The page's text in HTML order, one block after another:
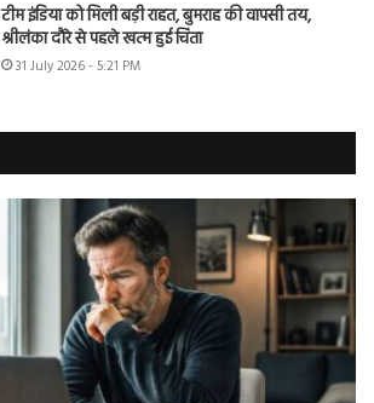
टीम इंडिया को मिली बड़ी राहत, बुमराह की वापसी तय,
श्रीलंका दौरे से पहले खत्म हुई चिंता
31 July 2026 - 5:21 PM